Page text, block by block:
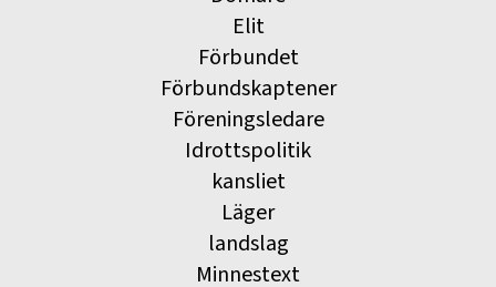
Elit
Förbundet
Förbundskaptener
Föreningsledare
Idrottspolitik
kansliet
Läger
landslag
Minnestext